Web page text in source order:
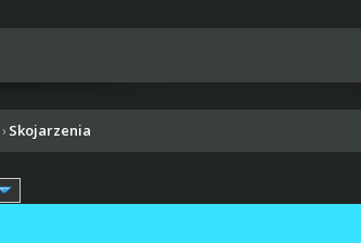
› Skojarzenia